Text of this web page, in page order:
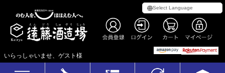
いらっしゃいませ、ゲスト様